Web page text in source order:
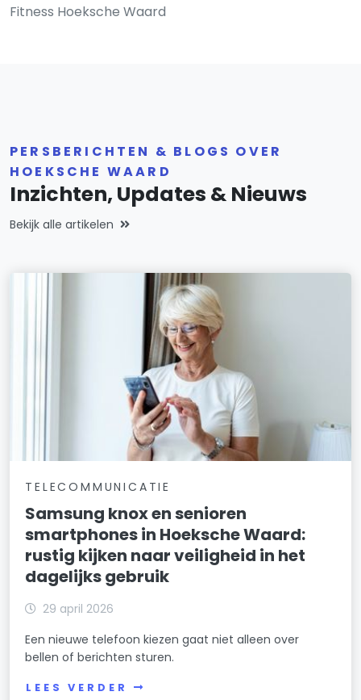
Fitness Hoeksche Waard
PERSBERICHTEN & BLOGS OVER
HOEKSCHE WAARD
Inzichten, Updates & Nieuws
Bekijk alle artikelen
TELECOMMUNICATIE
Samsung knox en senioren
smartphones in Hoeksche Waard:
rustig kijken naar veiligheid in het
dagelijks gebruik
29 april 2026
Een nieuwe telefoon kiezen gaat niet alleen over
bellen of berichten sturen.
LEES VERDER